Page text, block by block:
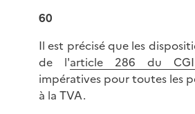
60
Il est précisé que les
de l'article 286 du CGI
impératives pour toutes les
à la TVA.